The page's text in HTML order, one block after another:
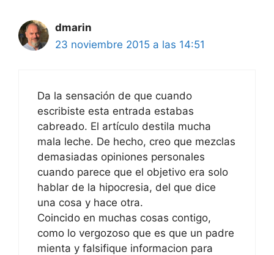
dmarin
23 noviembre 2015 a las 14:51
Da la sensación de que cuando
escribiste esta entrada estabas
cabreado. El artículo destila mucha
mala leche. De hecho, creo que mezclas
demasiadas opiniones personales
cuando parece que el objetivo era solo
hablar de la hipocresia, del que dice
una cosa y hace otra.
Coincido en muchas cosas contigo,
como lo vergozoso que es que un padre
mienta y falsifique informacion para